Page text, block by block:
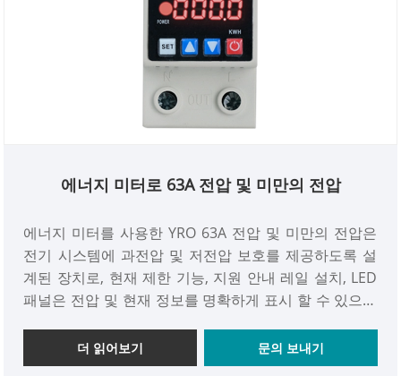
에너지 미터로 63A 전압 및 미만의 전압
에너지 미터를 사용한 YRO 63A 전압 및 미만의 전압은
전기 시스템에 과전압 및 저전압 보호를 제공하도록 설
계된 장치로, 현재 제한 기능, 지원 안내 레일 설치, LED
패널은 전압 및 현재 정보를 명확하게 표시 할 수 있으며
장 할 수 있습니다.
더 읽어보기 문의 보내기